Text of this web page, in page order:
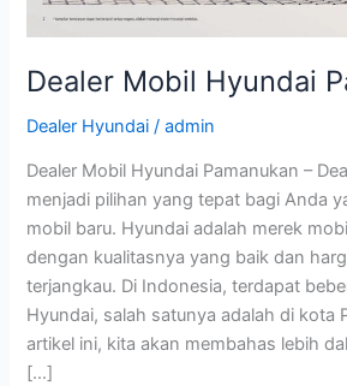
Dealer Mobil Hyundai
Dealer Hyundai /admin
Dealer Mobil Hyundai Pamanukan –
menjadi pilihan yang tepat bagi Anda
mobil baru. Hyundai adalah merek
dengan kualitasnya yang baik dan
terjangkau. Di Indonesia, terdapat
Hyundai, salah satunya adalah di kota
artikel ini, kita akan membahas lebih
[…]